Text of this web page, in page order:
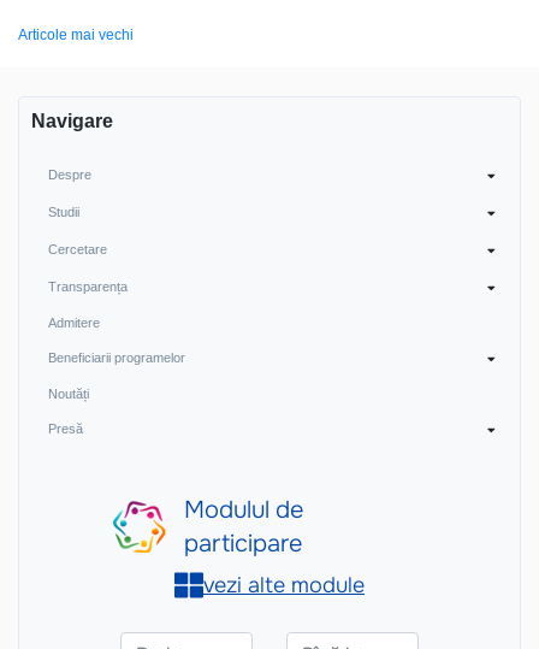
Navigare
articole
Articole mai vechi
Navigare
Despre
Studii
Cercetare
Transparența
Admitere
Beneficiarii programelor
Noutăți
Presă